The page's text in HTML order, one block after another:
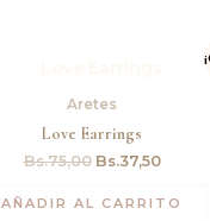
Aretes
Love Earrings
Bs.75,00
era:
Bs.75,00.
Bs.37,50
AÑADIR AL CARRITO